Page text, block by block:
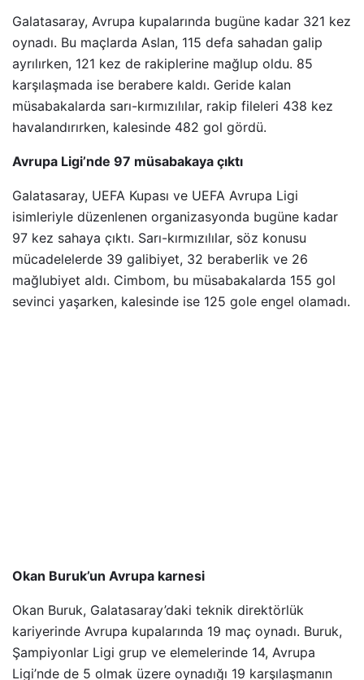
Galatasaray, Avrupa kupalarında bugüne kadar 321 kez
oynadı. Bu maçlarda Aslan, 115 defa sahadan galip
ayrılırken, 121 kez de rakiplerine mağlup oldu. 85
karşılaşmada ise berabere kaldı. Geride kalan
müsabakalarda sarı-kırmızılılar, rakip fileleri 438 kez
havalandırırken, kalesinde 482 gol gördü.
Avrupa Ligi’nde 97 müsabakaya çıktı
Galatasaray, UEFA Kupası ve UEFA Avrupa Ligi
isimleriyle düzenlenen organizasyonda bugüne kadar
97 kez sahaya çıktı. Sarı-kırmızılılar, söz konusu
mücadelelerde 39 galibiyet, 32 beraberlik ve 26
mağlubiyet aldı. Cimbom, bu müsabakalarda 155 gol
sevinci yaşarken, kalesinde ise 125 gole engel olamadı.
Okan Buruk’un Avrupa karnesi
Okan Buruk, Galatasaray’daki teknik direktörlük
kariyerinde Avrupa kupalarında 19 maç oynadı. Buruk,
Şampiyonlar Ligi grup ve elemelerinde 14, Avrupa
Ligi’nde de 5 olmak üzere oynadığı 19 karşılaşmanın